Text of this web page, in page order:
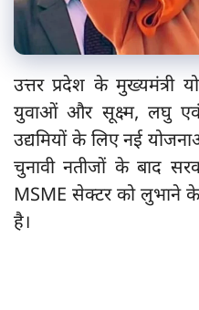
उत्तर प्रदेश के मुख्यमंत्री
युवाओं और सूक्ष्म, लघु
उद्यमियों के लिए नई
चुनावी नतीजों के बाद
MSME सेक्टर को लुभाने
है।